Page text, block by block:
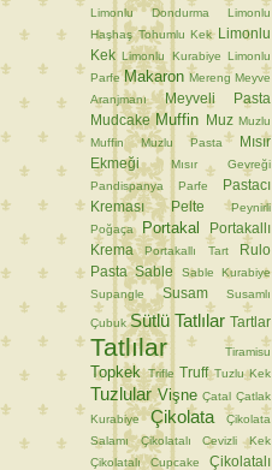
Limonlu Dondurma
Limonlu
Haşhaş Tohumlu Kek
Limonlu
Kek Limonlu Kurabiye Limonlu
Parfe Makaron Mereng Meyve
Aranjmanı
Meyveli Pasta
Mudcake Muffin Muz Muzlu
Muffin
Muzlu Pasta
Mısır
Ekmeği
Mısır Gevreği
Pandispanya
Parfe
Pastacı
Kreması
Pelte
Peynirli
Poğaça
Portakal
Portakallı
Krema
Portakallı Tart
Rulo
Pasta Sable
Sable Kurabiye
Supangle
Susam Susamlı
Çubuk Sütlü Tatlılar Tartlar
Tatlılar Tiramisu
Topkek Trifle Truff Tuzlu Kek
Tuzlular Vişne Çatal Çatlak
Kurabiye
Çikolata
Çikolata
Salamı
Çikolatalı Cevizli Kek
Çikolatalı Cupcake
Çikolatalı